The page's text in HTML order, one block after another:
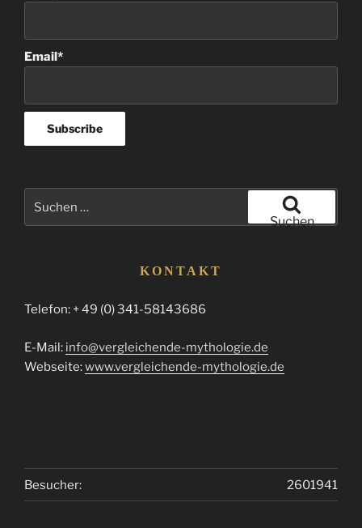
Email*
Suchen
KONTAKT
Telefon: + 49 (0) 341-58143686
E-Mail: info@vergleichende-mythologie.de
Webseite:www.vergleichende-mythologie.de
2601941
Besucher: